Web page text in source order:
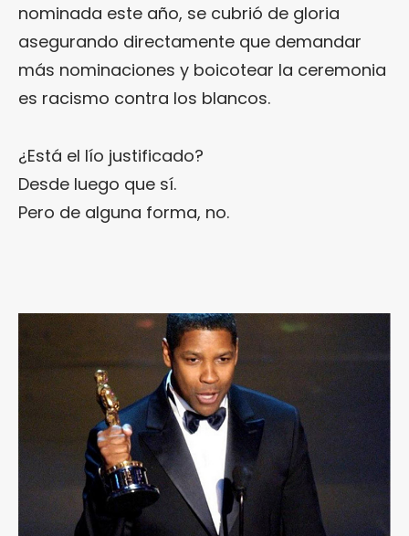
nominada este año, se cubrió de gloria
asegurando directamente que demandar
más nominaciones y boicotear la ceremonia
es racismo contra los blancos.
¿Está el lío justificado?
Desde luego que sí.
Pero de alguna forma, no.